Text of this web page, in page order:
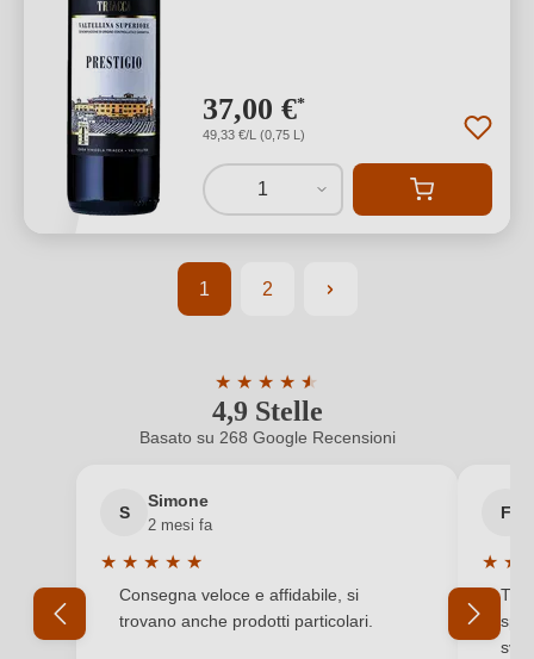
37,00 €*
49,33 €/L (0,75 L)
1
Pagina
1
Pagina
2
4,9 Stelle
★ ★ ★ ★ ★
★
Valutazione media di 4.9 su 5 stelle
Basato su 268 Google Recensioni
S
Simone
2 mesi fa
★ ★ ★ ★ ★
Valutazione media di 5 su 5 stelle
Consegna veloce e affidabile, si
trovano anche prodotti particolari.
F
★ ★